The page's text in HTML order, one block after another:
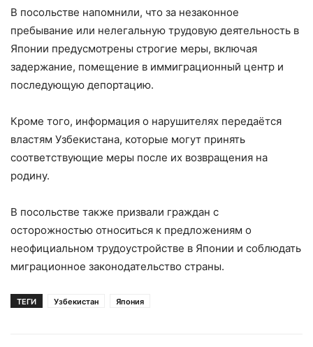
В посольстве напомнили, что за незаконное
пребывание или нелегальную трудовую деятельность в
Японии предусмотрены строгие меры, включая
задержание, помещение в иммиграционный центр и
последующую депортацию.
Кроме того, информация о нарушителях передаётся
властям Узбекистана, которые могут принять
соответствующие меры после их возвращения на
родину.
В посольстве также призвали граждан с
осторожностью относиться к предложениям о
неофициальном трудоустройстве в Японии и соблюдать
миграционное законодательство страны.
ТЕГИ Узбекистан Япония